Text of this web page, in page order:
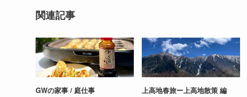
関連記事
GWの家事 / 庭仕事 上高地春旅ー上高地散策 編